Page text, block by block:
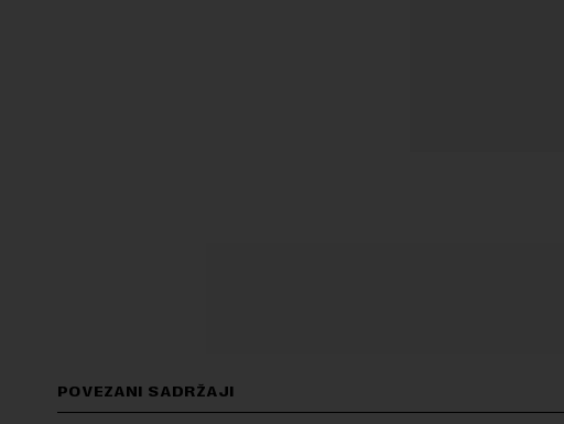
POVEZANI SADRŽAJI